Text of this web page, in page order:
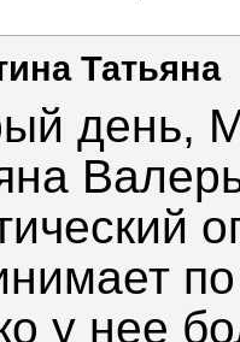
Татьяна
день,
у нее